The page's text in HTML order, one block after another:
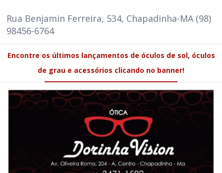
Rua Benjamin Ferreira, 534, Chapadinha-MA (98)
98456-6764
Encontre os últimos lançamentos de óculos de sol, óculos
de grau e acessórios clicando no banner!